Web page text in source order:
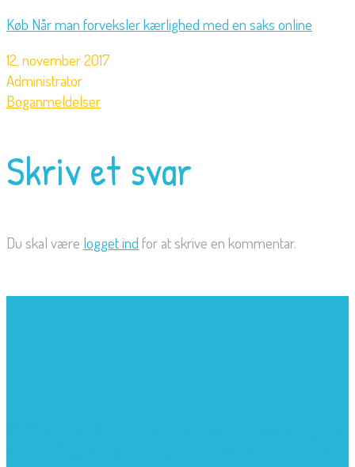
Køb Når man forveksler kærlighed med en saks online
12. november 2017
Administrator
Boganmeldelser
Skriv et svar
Du skal være logget ind for at skrive en kommentar.